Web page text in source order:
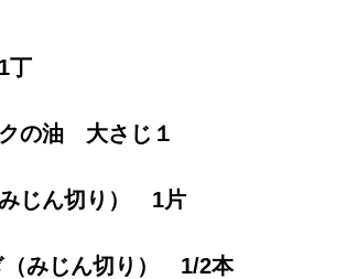
丁
の油 大さじ１
じん切り） 1片
（みじん切り） 1/2本